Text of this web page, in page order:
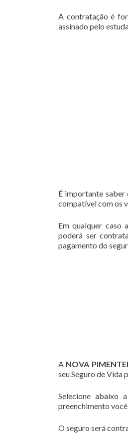
A contratação é
assinado pelo
É importante saber
compatível com os
Em qualquer caso
poderá ser
pagamento do
A NOVA
seu Seguro de Vida
Selecione abaixo
preenchimento
O seguro será